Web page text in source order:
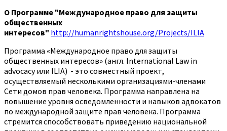
О Программе "Международное право для защиты
общественных
интересов" http://humanrightshouse.org/Projects/ILIA
Программа «Международное право для защиты
общественных интересов» (англ. International Law in
advocacy или ILIA) - это совместный проект,
осуществляемый несколькими организациями-членами
Сети домов прав человека. Программа направлена на
повышение уровня осведомленности и навыков адвокатов
по международной защите прав человека. Программа
стремится способствовать приведению национальной